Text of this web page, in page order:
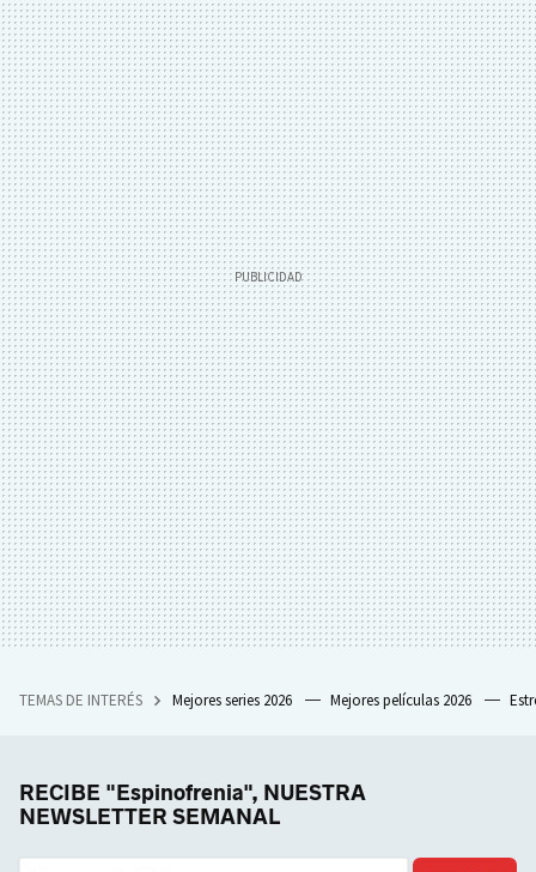
TEMAS DE INTERÉS Mejores series 2026 Mejores películas 2026
RECIBE "Espinofrenia", NUESTRA
NEWSLETTER SEMANAL